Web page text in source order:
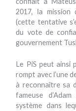
2017, la mission
(cette tentative
du vote de
gouvernement
Le PiS peut ainsi
rompt avec l’une
à reconnaître sa
fameuse
système dans